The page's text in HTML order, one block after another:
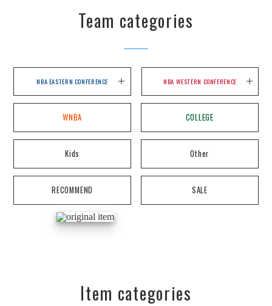
Team categories
NBA EASTERN CONFERENCE NBA WESTERN CONFERENCE
WNBA COLLEGE
Kids Other
RECOMMEND SALE
Item categories